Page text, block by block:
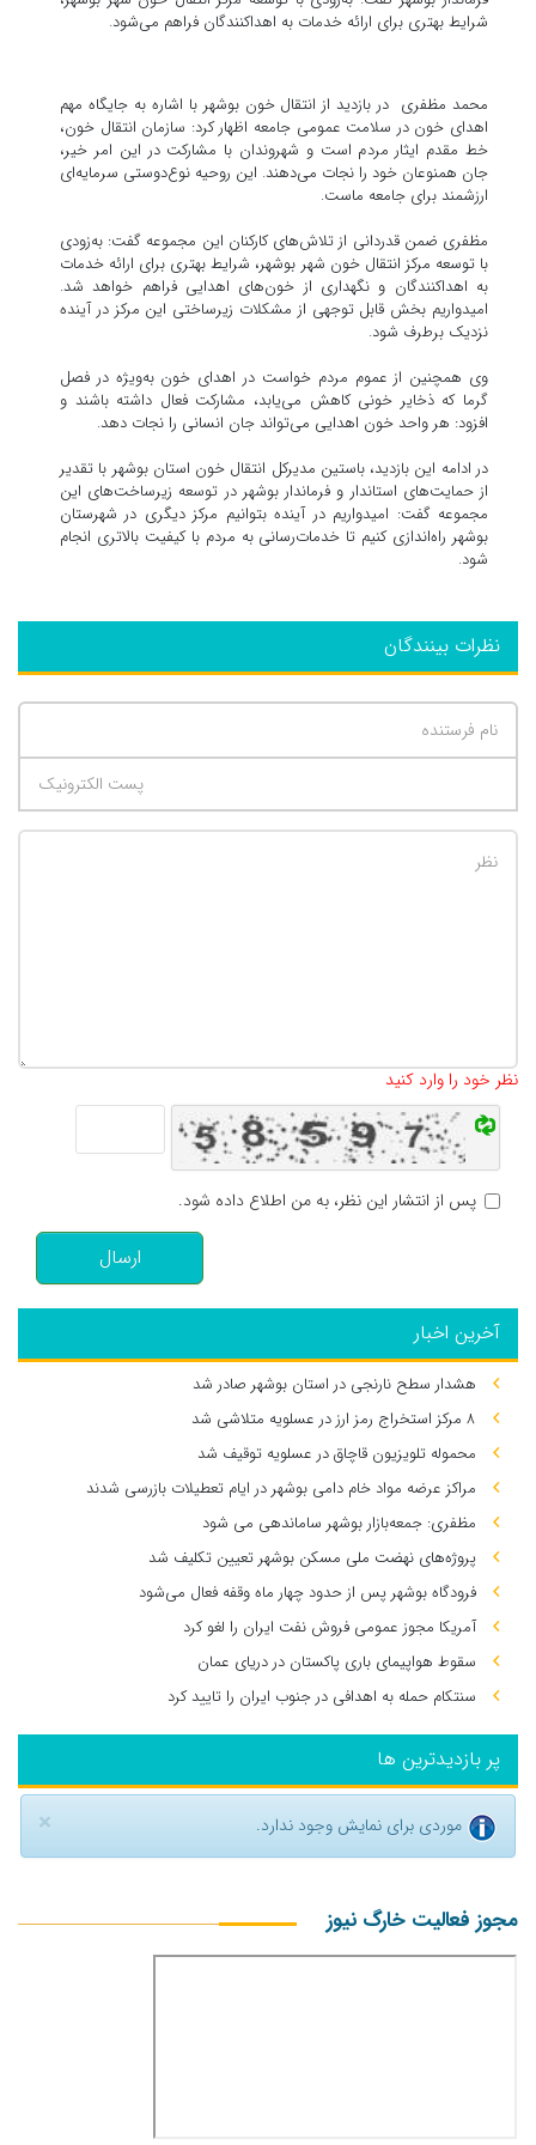
شرایط بهتری برای ارائه خدمات به اهداکنندگان فراهم می‌شود.
محمد مظفری در بازدید از انتقال خون بوشهر با اشاره به جایگاه مهم
اهدای خون در سلامت عمومی جامعه اظهار کرد: سازمان انتقال خون،
خط مقدم ایثار مردم است و شهروندان با مشارکت در این امر خیر،
جان همنوعان خود را نجات می‌دهند. این روحیه نوع‌دوستی سرمایه‌ای
ارزشمند برای جامعه ماست.
مظفری ضمن قدردانی از تلاش‌های کارکنان این مجموعه گفت: به‌زودی
با توسعه مرکز انتقال خون شهر بوشهر، شرایط بهتری برای ارائه خدمات
به اهداکنندگان و نگهداری از خون‌های اهدایی فراهم خواهد شد.
امیدواریم بخش قابل توجهی از مشکلات زیرساختی این مرکز در آینده
نزدیک برطرف شود.
وی همچنین از عموم مردم خواست در اهدای خون به‌ویژه در فصل
گرما که ذخایر خونی کاهش می‌یابد، مشارکت فعال داشته باشند و
افزود: هر واحد خون اهدایی می‌تواند جان انسانی را نجات دهد.
در ادامه این بازدید، باستین مدیرکل انتقال خون استان بوشهر با تقدیر
از حمایت‌های استاندار و فرماندار بوشهر در توسعه زیرساخت‌های این
مجموعه گفت: امیدواریم در آینده بتوانیم مرکز دیگری در شهرستان
بوشهر راه‌اندازی کنیم تا خدمات‌رسانی به مردم با کیفیت بالاتری انجام
شود.
نظرات بینندگان
نظر خود را وارد کنید
پس از انتشار این نظر، به من اطلاع داده شود.
ارسال
آخرین اخبار
هشدار سطح نارنجی در استان بوشهر صادر شد
۸ مرکز استخراج رمز ارز در عسلویه متلاشی شد
محموله تلویزیون قاچاق در عسلویه توقیف شد
مراکز عرضه مواد خام دامی بوشهر در ایام تعطیلات بازرسی شدند
مظفری: جمعه‌بازار بوشهر ساماندهی می‌ شود
پروژه‌های نهضت ملی مسکن بوشهر تعیین تکلیف شد
فرودگاه بوشهر پس از حدود چهار ماه وقفه فعال می‌شود
آمریکا مجوز عمومی فروش نفت ایران را لغو کرد
سقوط هواپیمای باری پاکستان در دریای عمان
سنتکام حمله به اهدافی در جنوب ایران را تایید کرد
پر بازدیدترین ها
× موردی برای نمایش وجود ندارد.
مجوز فعالیت خارگ نیوز